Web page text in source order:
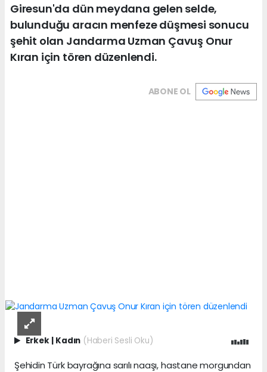
Giresun'da dün meydana gelen selde,
bulunduğu aracın menfeze düşmesi sonucu
şehit olan Jandarma Uzman Çavuş Onur
Kıran için tören düzenlendi.
ABONE OL
Erkek | Kadın (Haberi Sesli Oku)
Şehidin Türk bayrağına sarılı naaşı, hastane morgundan